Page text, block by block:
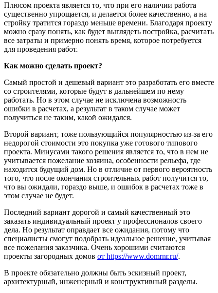
Плюсом проекта является то, что при его наличии работа
существенно упрощается, и делается более качественно, а на
стройку тратится гораздо меньше времени. Благодаря проекту
можно сразу понять, как будет выглядеть постройка, расчитать
все затраты и примерно понять время, которое потребуется
для проведения работ.
Как можно сделать проект?
Самый простой и дешевый вариант это разработать его вместе
со строителями, которые будут в дальнейшем по нему
работать. Но в этом случае не исключена возможность
ошибки в расчетах, а результат в таком случае может
получиться не таким, какой ожидался.
Второй вариант, тоже пользующийся популярностью из-за его
недорогой стоимости это покупка уже готового типового
проекта. Минусами такого решения является то, что в нем не
учитывается пожелание хозяина, особенности рельефа, где
находится будущий дом. Но в отличие от первого вероятность
того, что после окончания строительных работ получится то,
что вы ожидали, гораздо выше, и ошибок в расчетах тоже в
этом случае не будет.
Последний вариант дорогой и самый качественный это
заказать индивидуальный проект у профессионалов своего
дела. Но результат оправдает все ожидания, потому что
специалисты смогут подобрать идеальное решение, учитывая
все пожелания заказчика. Очень хорошими считаются
проекты загородных домов от https://www.domrnr.ru/.
В проекте обязательно должны быть эскизный проект,
архитектурный, инженерный и конструктивный разделы.